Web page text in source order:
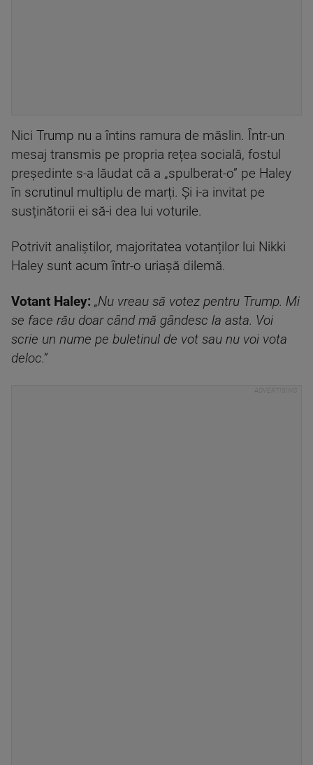
Nici Trump nu a întins ramura de măslin. Într-un
mesaj transmis pe propria rețea socială, fostul
președinte s-a lăudat că a „spulberat-o” pe Haley
în scrutinul multiplu de marți. Și i-a invitat pe
susținătorii ei să-i dea lui voturile.
Potrivit analiștilor, majoritatea votanților lui Nikki
Haley sunt acum într-o uriașă dilemă.
Votant Haley: „Nu vreau să votez pentru Trump. Mi
se face rău doar când mă gândesc la asta. Voi
scrie un nume pe buletinul de vot sau nu voi vota
deloc.”